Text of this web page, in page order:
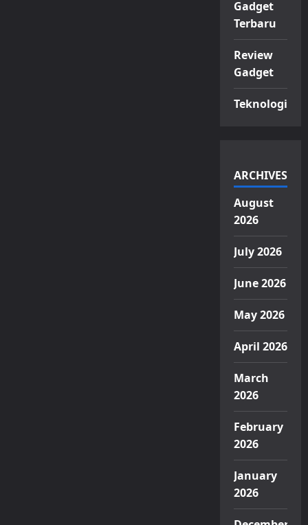
Gadget
Terbaru
Review
Gadget
Teknologi
ARCHIVES
August
2026
July 2026
June 2026
May 2026
April 2026
March
2026
February
2026
January
2026